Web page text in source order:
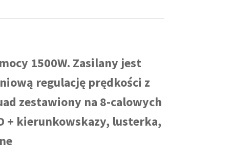
1500W. Zasilany jest
regulację prędkości z
zestawiony na 8-calowych
+ kierunkowskazy, lusterka,